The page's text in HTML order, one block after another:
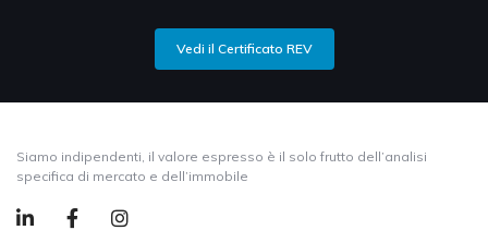
Vedi il Certificato REV
Siamo indipendenti, il valore espresso è il solo frutto dell’analisi
specifica di mercato e dell’immobile